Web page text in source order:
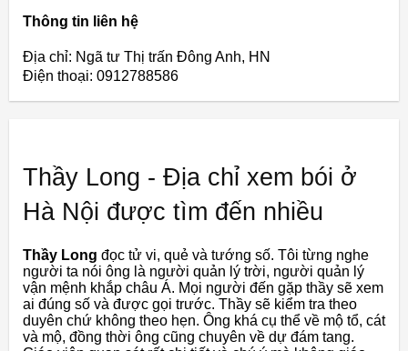
Thông tin liên hệ
Địa chỉ: Ngã tư Thị trấn Đông Anh, HN
Điện thoại: 0912788586
Thầy Long - Địa chỉ xem bói ở
Hà Nội được tìm đến nhiều
Thầy Long đọc tử vi, quẻ và tướng số. Tôi từng nghe
người ta nói ông là người quản lý trời, người quản lý
vận mệnh khắp châu Á. Mọi người đến gặp thầy sẽ xem
ai đúng số và được gọi trước. Thầy sẽ kiểm tra theo
duyên chứ không theo hẹn. Ông khá cụ thể về mộ tổ, cát
và mộ, đồng thời ông cũng chuyên về dự đám tang.